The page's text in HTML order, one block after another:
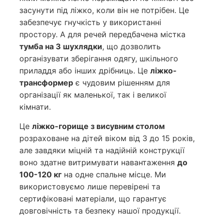
засунути під ліжко, коли він не потрібен. Це
забезпечує гнучкість у використанні
простору. А для речей передбачена містка
тумба на 3 шухлядки, що дозволить
організувати зберігання одягу, шкільного
приладдя або інших дрібниць. Це ліжко-
трансформер є чудовим рішенням для
організації як маленької, так і великої
кімнати.
Це ліжко-горище з висувним столом
розраховане на дітей віком від 3 до 15 років,
але завдяки міцній та надійній конструкції
воно здатне витримувати навантаження до
100-120 кг на одне спальне місце. Ми
використовуємо лише перевірені та
сертифіковані матеріали, що гарантує
довговічність та безпеку нашої продукції.